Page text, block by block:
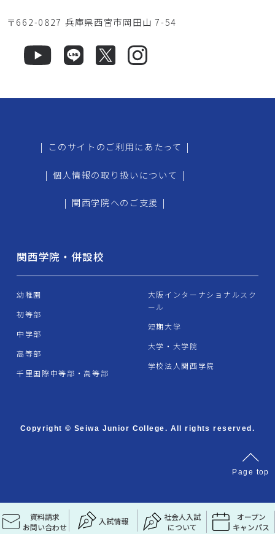
資料請求
お問い合わせ
入試情報
社会人入試
について
オープン
キャンパス
〒662-0827 兵庫県西宮市岡田山 7-54
| このサイトのご利用にあたって |
| 個人情報の取り扱いについて |
| 関西学院へのご支援 |
関西学院・併設校
幼稚園
初等部
中学部
高等部
千里国際中等部・高等部
大阪インターナショナルスク
ール
短期大学
大学・大学院
学校法人関西学院
Copyright © Seiwa Junior College. All rights reserved.